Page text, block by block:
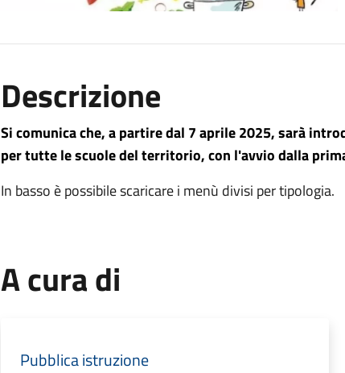
Descrizione
Si comunica che, a partire dal 7 aprile 2025, sarà
per tutte le scuole del territorio, con l'avvio dalla
In basso è possibile scaricare i menù divisi per tipologia.
A cura di
Pubblica istruzione